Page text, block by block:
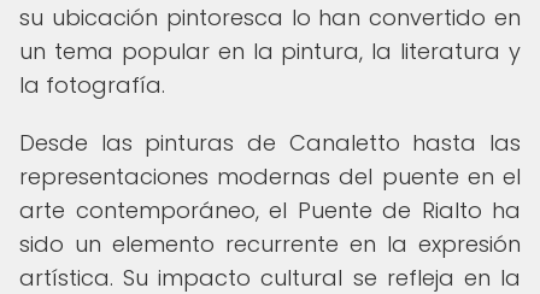
su ubicación pintoresca lo han convertido en
un tema popular en la pintura, la literatura y
la fotografía.
Desde las pinturas de Canaletto hasta las
representaciones modernas del puente en el
arte contemporáneo, el Puente de Rialto ha
sido un elemento recurrente en la expresión
artística. Su impacto cultural se refleja en la